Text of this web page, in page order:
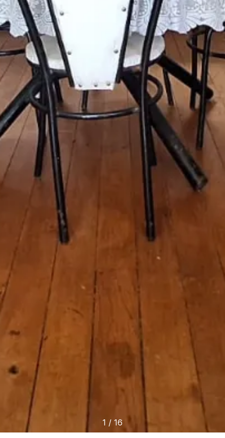
1 / 16